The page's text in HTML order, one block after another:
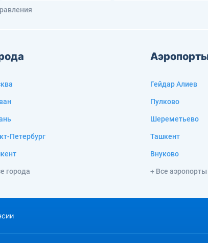
Петербург
города
Гейдар Алиев
Пулково
Шереметьево
Ташкент
Внуково
+ Все аэропорты